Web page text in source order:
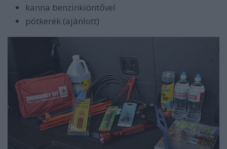
kanna benzinkiöntővel
pótkerék (ajánlott)